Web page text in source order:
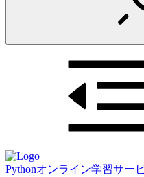
Pythonオンライン学習サー